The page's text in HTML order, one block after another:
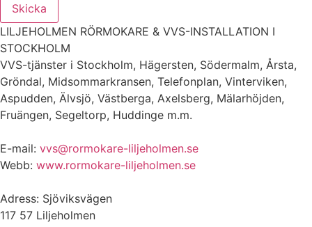
Skicka
LILJEHOLMEN RÖRMOKARE & VVS-INSTALLATION I
STOCKHOLM
VVS-tjänster i Stockholm, Hägersten, Södermalm, Årsta,
Gröndal, Midsommarkransen, Telefonplan, Vinterviken,
Aspudden, Älvsjö, Västberga, Axelsberg, Mälarhöjden,
Fruängen, Segeltorp, Huddinge m.m.
E-mail: vvs@rormokare-liljeholmen.se
Webb: www.rormokare-liljeholmen.se
Adress: Sjöviksvägen
117 57 Liljeholmen